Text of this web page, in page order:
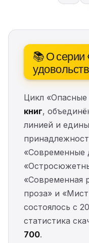
📚 О
Цикл
книг,
линией и
«Современные
«Современная
проза» и
состоялось с
статистика
700.